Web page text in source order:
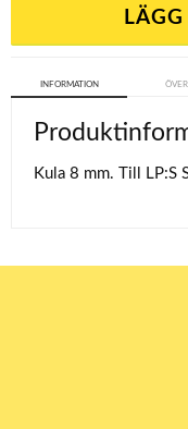
INFORMATION
Kula 8 mm. Till LP:S